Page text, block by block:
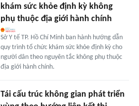
khám sức khỏe định kỳ không
phụ thuộc địa giới hành chính
Sở Y tế TP. Hồ Chí Minh ban hành hướng dẫn
quy trình tổ chức khám sức khỏe định kỳ cho
người dân theo nguyên tắc không phụ thuộc
địa giới hành chính.
Tái cấu trúc không gian phát triển